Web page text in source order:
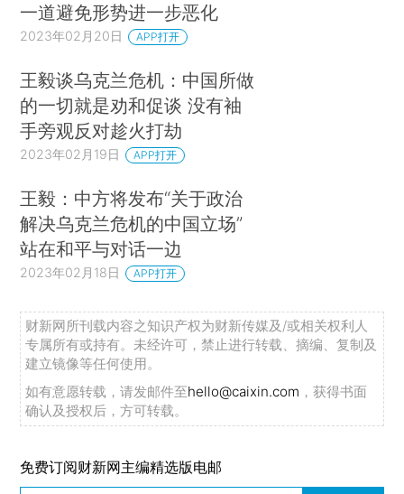
一道避免形势进一步恶化
2023年02月20日 APP打开
王毅谈乌克兰危机：中国所做
的一切就是劝和促谈 没有袖
手旁观反对趁火打劫
2023年02月19日 APP打开
王毅：中方将发布“关于政治
解决乌克兰危机的中国立场”
站在和平与对话一边
2023年02月18日 APP打开
财新网所刊载内容之知识产权为财新传媒及/或相关权利人
专属所有或持有。未经许可，禁止进行转载、摘编、复制及
建立镜像等任何使用。
如有意愿转载，请发邮件至hello@caixin.com ，获得书面
确认及授权后，方可转载。
免费订阅财新网主编精选版电邮